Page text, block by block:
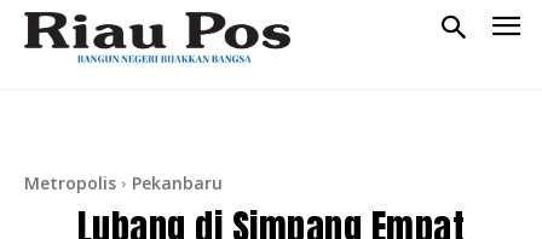
Metropolis Pekanbaru
Lubang di Simpang Empat